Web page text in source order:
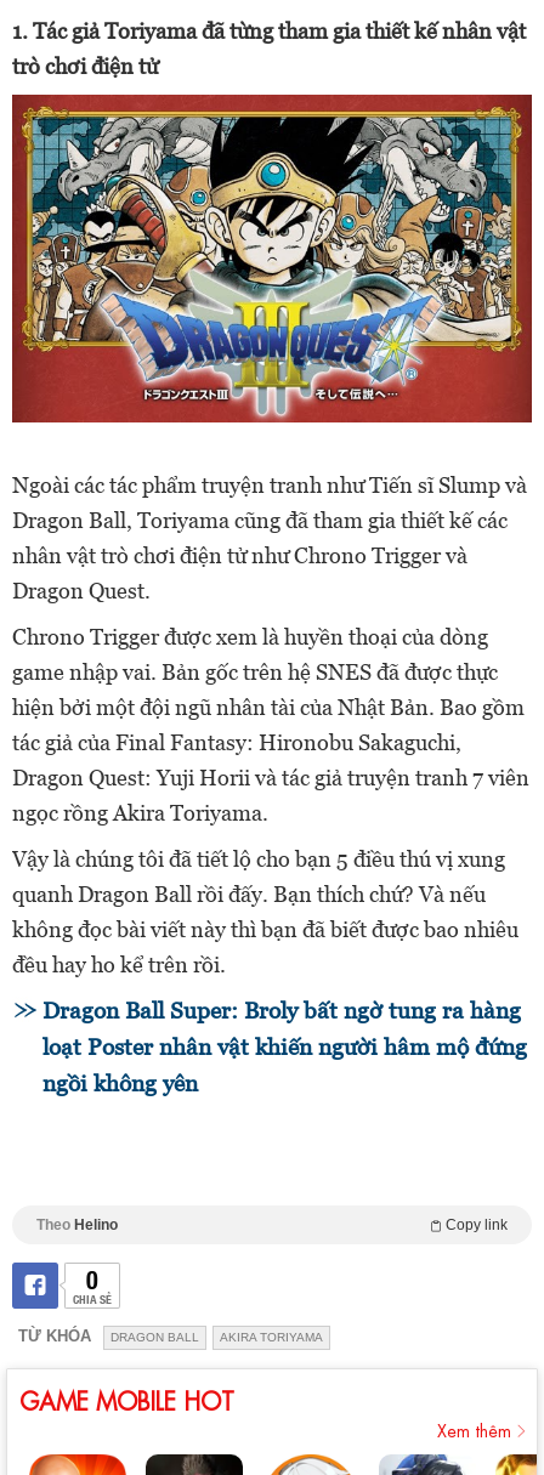
1. Tác giả Toriyama đã từng tham gia thiết kế nhân vật
trò chơi điện tử
Ngoài các tác phẩm truyện tranh như Tiến sĩ Slump và
Dragon Ball, Toriyama cũng đã tham gia thiết kế các
nhân vật trò chơi điện tử như Chrono Trigger và
Dragon Quest.
Chrono Trigger được xem là huyền thoại của dòng
game nhập vai. Bản gốc trên hệ SNES đã được thực
hiện bởi một đội ngũ nhân tài của Nhật Bản. Bao gồm
tác giả của Final Fantasy: Hironobu Sakaguchi,
Dragon Quest: Yuji Horii và tác giả truyện tranh 7 viên
ngọc rồng Akira Toriyama.
Vậy là chúng tôi đã tiết lộ cho bạn 5 điều thú vị xung
quanh Dragon Ball rồi đấy. Bạn thích chứ? Và nếu
không đọc bài viết này thì bạn đã biết được bao nhiêu
đều hay ho kể trên rồi.
Dragon Ball Super: Broly bất ngờ tung ra hàng
loạt Poster nhân vật khiến người hâm mộ đứng
ngồi không yên
Theo Helino Copy link
0
CHIA SẺ
TỪ KHÓA DRAGON BALL AKIRA TORIYAMA
GAME MOBILE HOT
Xem thêm